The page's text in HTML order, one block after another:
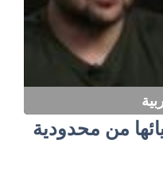
من محدودية